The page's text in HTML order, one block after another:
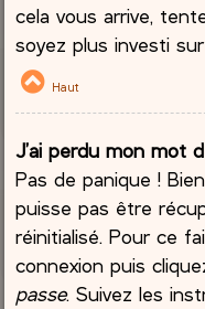
cela vous arrive,
soyez plus investi
Haut
J’ai perdu mon mot
Pas de panique !
puisse pas être
réinitialisé. Pour ce
connexion puis
passe. Suivez les